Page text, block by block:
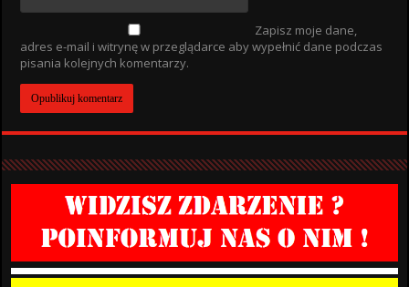
Zapisz moje dane,
adres e-mail i witrynę w przeglądarce aby wypełnić dane podczas
pisania kolejnych komentarzy.